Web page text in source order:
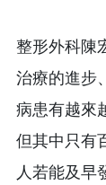
整形外科陳
治療的進步
病患有越來
但其中只有
人若能及早